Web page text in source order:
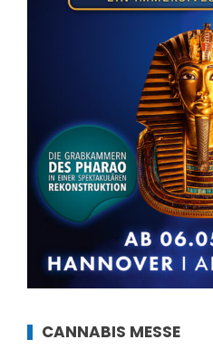
CANNABIS MESSE